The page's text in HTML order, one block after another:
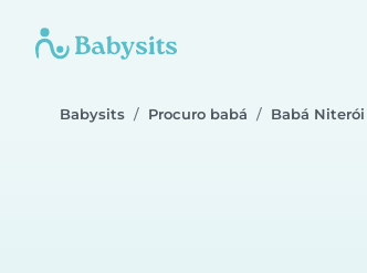
Babysits Procuro babá Babá Niterói